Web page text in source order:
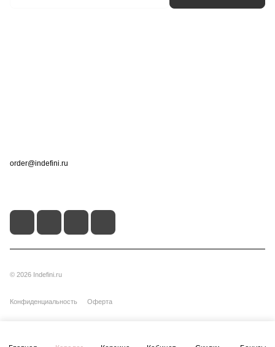
order@indefini.ru
© 2026 Indefini.ru
Конфиденциальность Оферта